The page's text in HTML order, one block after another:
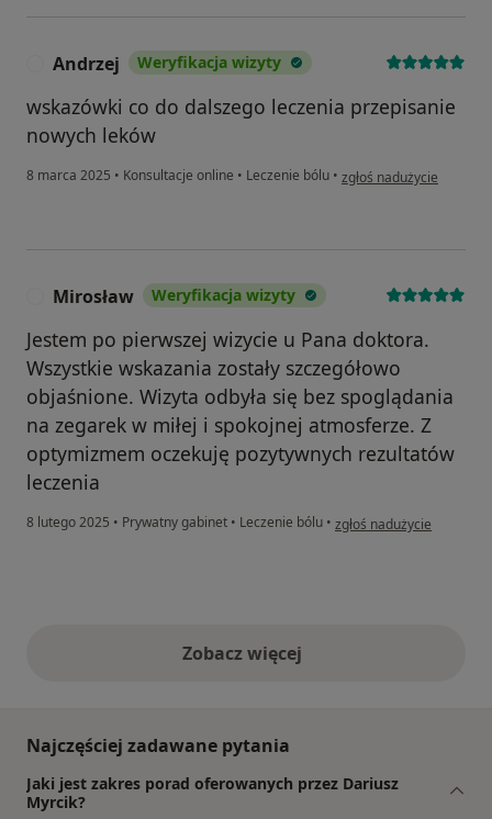
Andrzej Weryfikacja wizyty
wskazówki co do dalszego leczenia przepisanie
nowych leków
8 marca 2025 • Konsultacje online • Leczenie bólu • w opinii użytkownika
zgłoś nadużycie
Mirosław Weryfikacja wizyty
Jestem po pierwszej wizycie u Pana doktora.
Wszystkie wskazania zostały szczegółowo
objaśnione. Wizyta odbyła się bez spoglądania
na zegarek w miłej i spokojnej atmosferze. Z
optymizmem oczekuję pozytywnych rezultatów
leczenia
8 lutego 2025 • Prywatny gabinet • Leczenie bólu • w opinii użytkownika
zgłoś nadużycie
Zobacz więcejopinie powyżej
Najczęściej zadawane pytania
Jaki jest zakres porad oferowanych przez Dariusz
Myrcik?